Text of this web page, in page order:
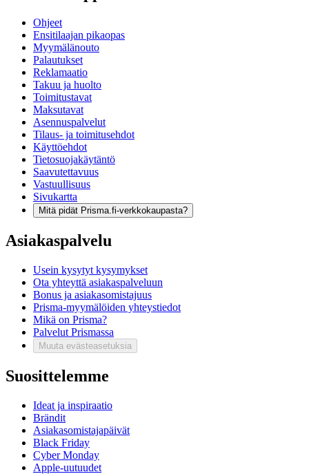
Ohjeet
Ensitilaajan pikaopas
Myymälänouto
Palautukset
Reklamaatio
Takuu ja huolto
Toimitustavat
Maksutavat
Asennuspalvelut
Tilaus- ja toimitusehdot
Käyttöehdot
Tietosuojakäytäntö
Saavutettavuus
Vastuullisuus
Sivukartta
Mitä pidät Prisma.fi-verkkokaupasta?
Asiakaspalvelu
Usein kysytyt kysymykset
Ota yhteyttä asiakaspalveluun
Bonus ja asiakasomistajuus
Prisma-myymälöiden yhteystiedot
Mikä on Prisma?
Palvelut Prismassa
Muuta evästeasetuksia
Suosittelemme
Ideat ja inspiraatio
Brändit
Asiakasomistajapäivät
Black Friday
Cyber Monday
Apple-uutuudet